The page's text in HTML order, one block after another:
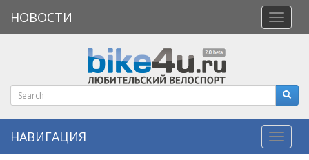
меню
НОВОСТИ
НАВИГАЦИЯ